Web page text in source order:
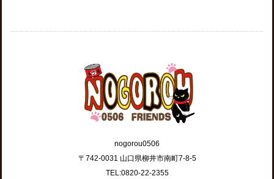
nogorou0506
〒742-0031 山口県柳井市南町7-8-5
TEL:0820-22-2355